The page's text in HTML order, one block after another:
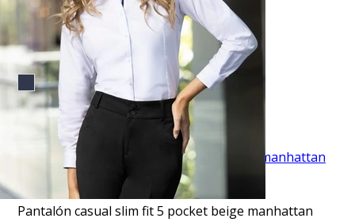
VISTA RAPIDA
Jeans 702 regular fit azul oscuro
$41.95
TU TERCERA PRENDA GRATIS
VISTA RAPIDA
Pantalón casual slim fit 5 pocket beige manhattan